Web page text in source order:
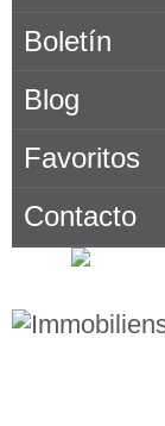
Boletín
Blog
Favoritos
Contacto